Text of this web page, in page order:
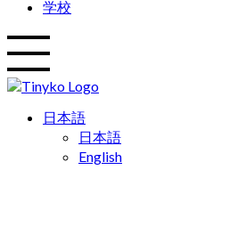
学校
日本語
日本語
English